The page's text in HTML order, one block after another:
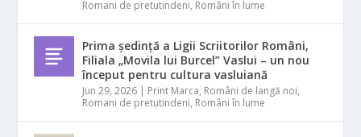
Romani de pretutindeni, Români în lume
Prima ședință a Ligii Scriitorilor Români,
Filiala „Movila lui Burcel” Vaslui – un nou
început pentru cultura vasluiană
Jun 29, 2026 | Print Marca, Români de langă noi,
Romani de pretutindeni, Români în lume